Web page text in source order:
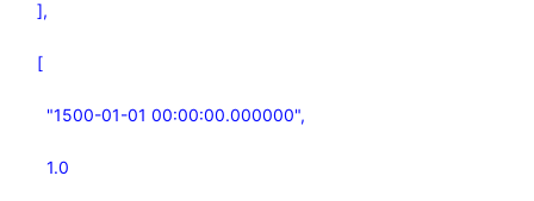
],
[
"1500-01-01 00:00:00.000000",
1.0